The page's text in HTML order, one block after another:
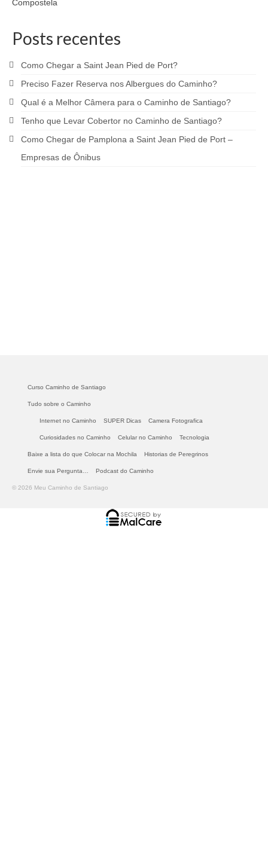
Compostela
Posts recentes
Como Chegar a Saint Jean Pied de Port?
Preciso Fazer Reserva nos Albergues do Caminho?
Qual é a Melhor Câmera para o Caminho de Santiago?
Tenho que Levar Cobertor no Caminho de Santiago?
Como Chegar de Pamplona a Saint Jean Pied de Port –
Empresas de Ônibus
Curso Caminho de Santiago
Tudo sobre o Caminho
Internet no Caminho SUPER Dicas Camera Fotografica
Curiosidades no Caminho Celular no Caminho Tecnologia
Baixe a lista do que Colocar na Mochila Historias de Peregrinos
Envie sua Pergunta… Podcast do Caminho
© 2026 Meu Caminho de Santiago